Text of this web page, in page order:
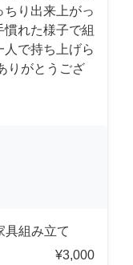
ちり出来上がっ
れた様子で組
で持ち上げら
りがとうござ
具組み立て
¥3,000